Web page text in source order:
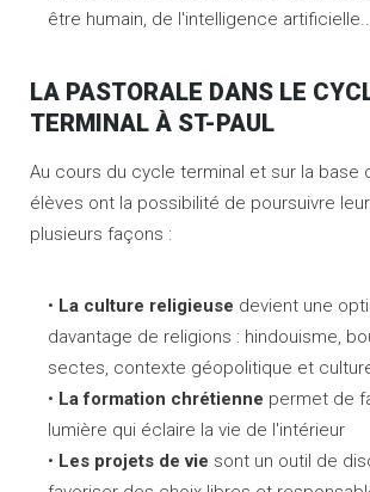
être humain, de l'intelligence artificielle...
LA PASTORALE DANS LE
TERMINAL À ST-PAUL
Au cours du cycle terminal et sur la base
élèves ont la possibilité de poursuivre
plusieurs façons :
La culture religieuse devient une
davantage de religions : hindouisme,
sectes, contexte géopolitique et
La formation chrétienne permet de
lumière qui éclaire la vie de l'intérieur
Les projets de vie sont un outil de